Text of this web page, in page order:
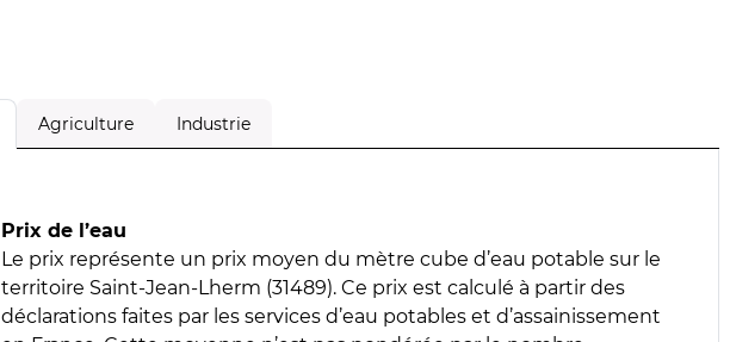
Agriculture Industrie
Prix de l’eau
Le prix représente un prix moyen du mètre cube d’eau potable sur le
territoire Saint-Jean-Lherm (31489). Ce prix est calculé à partir des
déclarations faites par les services d’eau potables et d’assainissement